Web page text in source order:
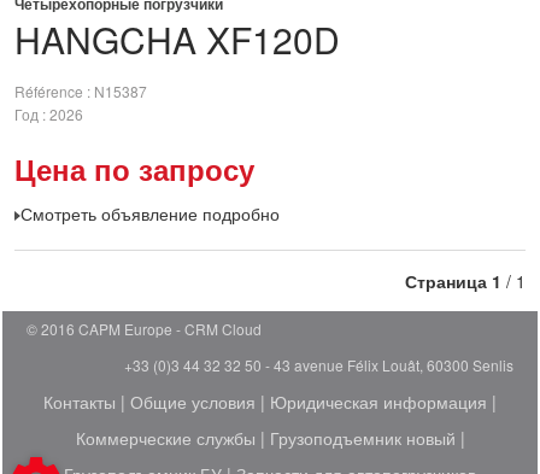
HANGCHA XF120D
Référence
N15387
Год 2026
Цена по запросу
Смотреть объявление подробно
Страница 1 / 1
© 2016 CAPM Europe
CRM Cloud
+33 (0)3 44 32 32 50 - 43 avenue Félix Louât, 60300 Senlis
Контакты | Общие условия | Юридическая информация |
Коммерческие службы | Грузоподъемник новый |